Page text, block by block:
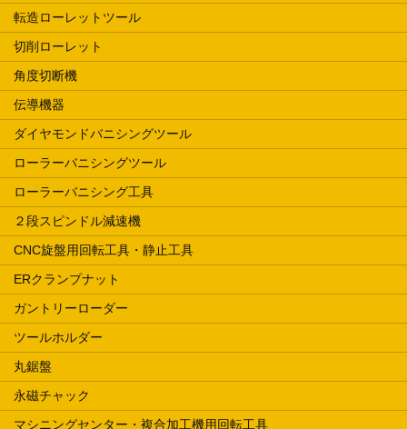
転造ローレットツール
切削ローレット
角度切断機
伝導機器
ダイヤモンドバニシングツール
ローラーバニシングツール
ローラーバニシング工具
２段スピンドル減速機
CNC旋盤用回転工具・静止工具
ERクランプナット
ガントリーローダー
ツールホルダー
丸鋸盤
永磁チャック
マシニングセンター・複合加工機用回転工具